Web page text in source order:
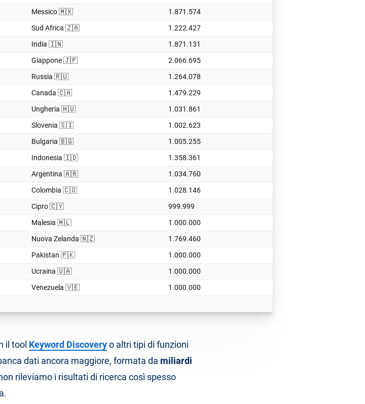
Messico 🇲🇽
1.871.574
Sud Africa 🇿🇦
1.222.427
India 🇮🇳
1.871.131
Giappone 🇯🇵
2.066.695
Russia 🇷🇺
1.264.078
Canada 🇨🇦
1.479.229
Ungheria 🇭🇺
1.031.861
Slovenia 🇸🇮
1.002.623
Bulgaria 🇧🇬
1.005.255
Indonesia 🇮🇩
1.358.361
Argentina 🇦🇷
1.034.760
Colombia 🇨🇴
1.028.146
Cipro 🇨🇾
999.999
Malesia 🇲🇱
1.000.000
Nuova Zelanda 🇳🇿
1.769.460
Pakistan 🇵🇰
1.000.000
Ucraina 🇺🇦
1.000.000
Venezuela 🇻🇪
1.000.000
il tool Keyword Discoveryo altri tipi di funzioni
dati ancora maggiore, formata da miliardi
rileviamo i risultati di ricerca così spesso